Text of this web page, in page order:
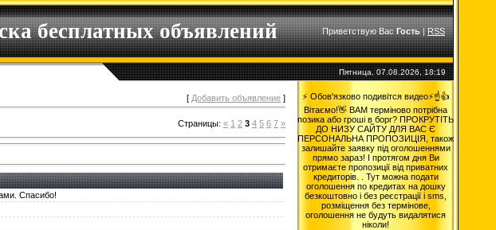
бесплатных объявлений Приветствую Вас Гость|RSS
Пятница, 07.08.2026, 18:19
[ Добавить объявление ]
Страницы: « 1 2 3 4 5 6 7 »
Спасибо!
⚡ Обов'язково подивітся видео⚡☝️👍
Вітаємо!👋 ВАМ терміново потрібна
позика або гроші в борг? ПРОКРУТІТЬ
ДО НИЗУ САЙТУ ДЛЯ ВАС Є
ПЕРСОНАЛЬНА ПРОПОЗИЦІЯ, також
залишайте заявку під оголошеннями
прямо зараз! І протягом дня Ви
отримаєте пропозиції від приватних
кредиторів. . Тут можна подати
оголошення по кредитах на дошку
безкоштовно і без реєстрації і sms,
розміщення без термінове,
оголошення не будуть видалятися
ніколи!